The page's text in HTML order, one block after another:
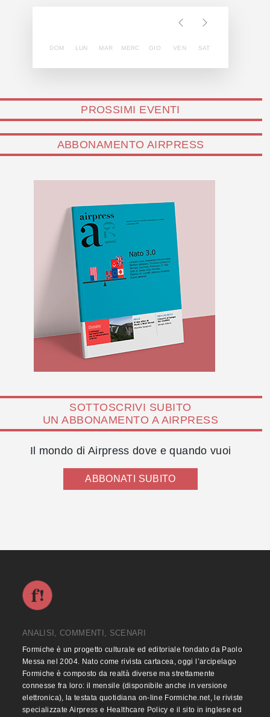
DOM LUN MAR MERC GIO VEN SAT
PROSSIMI EVENTI
ABBONAMENTO AIRPRESS
SOTTOSCRIVI SUBITO
UN ABBONAMENTO A AIRPRESS
Il mondo di Airpress dove e quando vuoi
ABBONATI SUBITO
ANALISI, COMMENTI, SCENARI
Formiche è un progetto culturale ed editoriale fondato da Paolo
Messa nel 2004. Nato come rivista cartacea, oggi l’arcipelago
Formiche è composto da realtà diverse ma strettamente
connesse fra loro: il mensile (disponibile anche in versione
elettronica), la testata quotidiana on-line Formiche.net, le riviste
specializzate Airpress e Healthcare Policy e il sito in inglese ed